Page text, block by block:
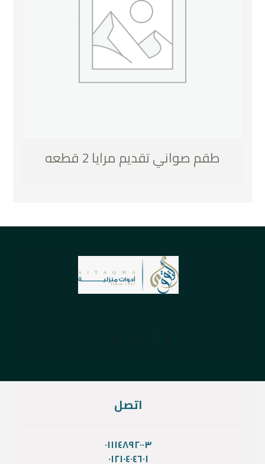
طقم صواني تقديم مرايا 2 قطعه
اتصل
٠١١١٤٨٩٢٠٠٣
٠١٢١٠٤٠٤٦٠١